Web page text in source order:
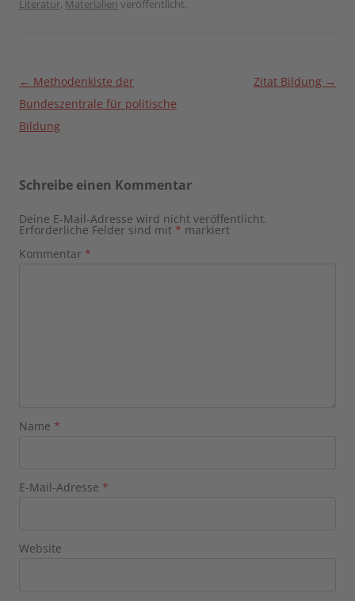
Literatur, Materialien veröffentlicht.
Beitragsnavigation
← Methodenkiste der
Bundeszentrale für politische
Bildung
Zitat Bildung →
Schreibe einen Kommentar
Deine E-Mail-Adresse wird nicht veröffentlicht.
Erforderliche Felder sind mit * markiert
Kommentar *
Name *
E-Mail-Adresse *
Website